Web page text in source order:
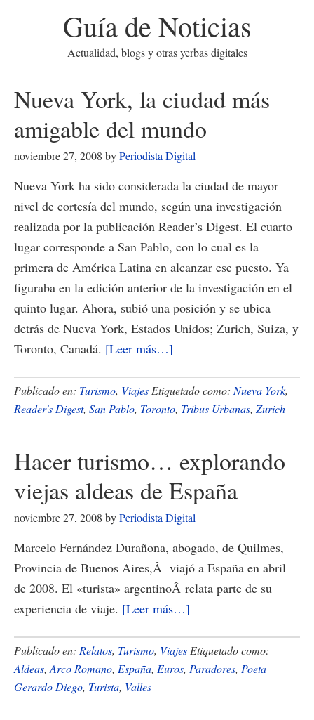
Guía de Noticias
Actualidad, blogs y otras yerbas digitales
Nueva York, la ciudad más
amigable del mundo
noviembre 27, 2008 byPeriodista Digital
Nueva York ha sido considerada la ciudad de mayor
nivel de cortesía del mundo, según una investigación
realizada por la publicación Reader’s Digest. El cuarto
lugar corresponde a San Pablo, con lo cual es la
primera de América Latina en alcanzar ese puesto. Ya
figuraba en la edición anterior de la investigación en el
quinto lugar. Ahora, subió una posición y se ubica
detrás de Nueva York, Estados Unidos; Zurich, Suiza, y
Toronto, Canadá. [Leer más…]
Nueva
York,
más
amigable
del
Publicado en: Turismo, Viajes Etiquetado como: Nueva York,
Reader's Digest, San Pablo, Toronto, Tribus Urbanas, Zurich
Hacer turismo… explorando
viejas aldeas de España
noviembre 27, 2008 byPeriodista Digital
Marcelo Fernández Durañona, abogado, de Quilmes,
Provincia de Buenos Aires,Â viajó a España en abril
de 2008. El «turista» argentinoÂ relata parte de su
experiencia de viaje. [Leer más…]
Hacer
turismo…
Publicado en: Relatos, Turismo, Viajes Etiquetado como:
Aldeas, Arco Romano, España, Euros, Paradores, Poeta
Gerardo Diego, Turista, Valles